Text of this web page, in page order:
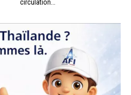
circulation...